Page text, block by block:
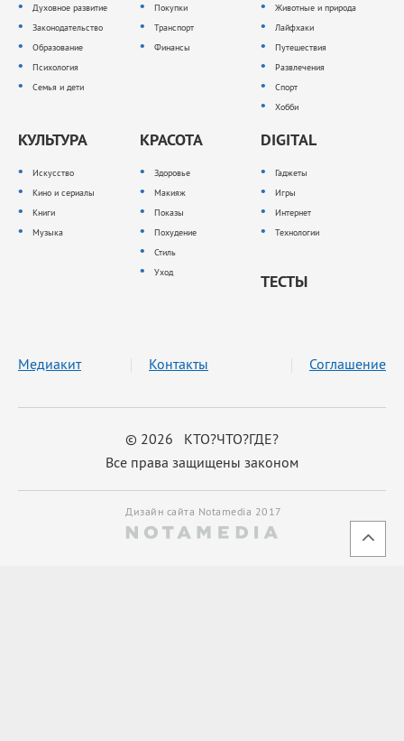
Духовное развитие
Законодательство
Образование
Психология
Семья и дети
Покупки
Транспорт
Финансы
Животные и природа
Лайфхаки
Путешествия
Развлечения
Спорт
Хобби
КУЛЬТУРА
Искусство
Кино и сериалы
Книги
Музыка
КРАСОТА
Здоровье
Макияж
Показы
Похудение
Стиль
Уход
DIGITAL
Гаджеты
Игры
Интернет
Технологии
ТЕСТЫ
© 2026 КТО?ЧТО?ГДЕ?
Все права защищены законом
Медиакит Контакты Соглашение
Дизайн сайта Notamedia 2017